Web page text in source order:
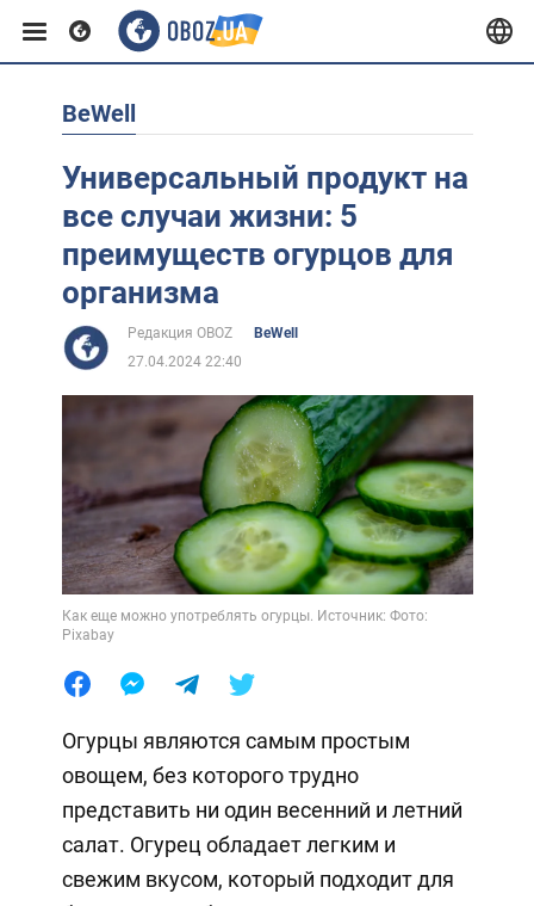
Европа
США
Азия
Африка
Лайфхаки
BeWell
Универсальный продукт на
все случаи жизни: 5
преимуществ огурцов для
организма
Редакция OBOZ
BeWell
27.04.2024 22:40
Как еще можно употреблять огурцы. Источник: Фото:
Pixabay
Огурцы являются самым простым
овощем, без которого трудно
представить ни один весенний и летний
салат. Огурец обладает легким и
свежим вкусом, который подходит для